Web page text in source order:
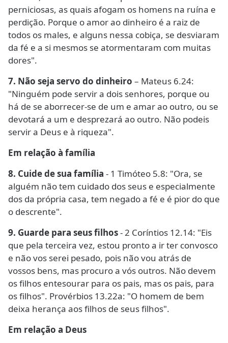
perniciosas, as quais afogam os homens na ruína e
perdição. Porque o amor ao dinheiro é a raiz de
todos os males, e alguns nessa cobiça, se desviaram
da fé e a si mesmos se atormentaram com muitas
dores".
7. Não seja servo do dinheiro – Mateus 6.24:
"Ninguém pode servir a dois senhores, porque ou
há de se aborrecer-se de um e amar ao outro, ou se
devotará a um e desprezará ao outro. Não podeis
servir a Deus e à riqueza".
Em relação à família
8. Cuide de sua família - 1 Timóteo 5.8: "Ora, se
alguém não tem cuidado dos seus e especialmente
dos da própria casa, tem negado a fé e é pior do que
o descrente".
9. Guarde para seus filhos- 2 Coríntios 12.14: "Eis
que pela terceira vez, estou pronto a ir ter convosco
e não vos serei pesado, pois não vou atrás de
vossos bens, mas procuro a vós outros. Não devem
os filhos entesourar para os pais, mas os pais, para
os filhos". Provérbios 13.22a: "O homem de bem
deixa herança aos filhos de seus filhos".
Em relação a Deus